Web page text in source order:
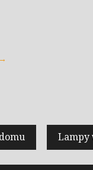
Lampy